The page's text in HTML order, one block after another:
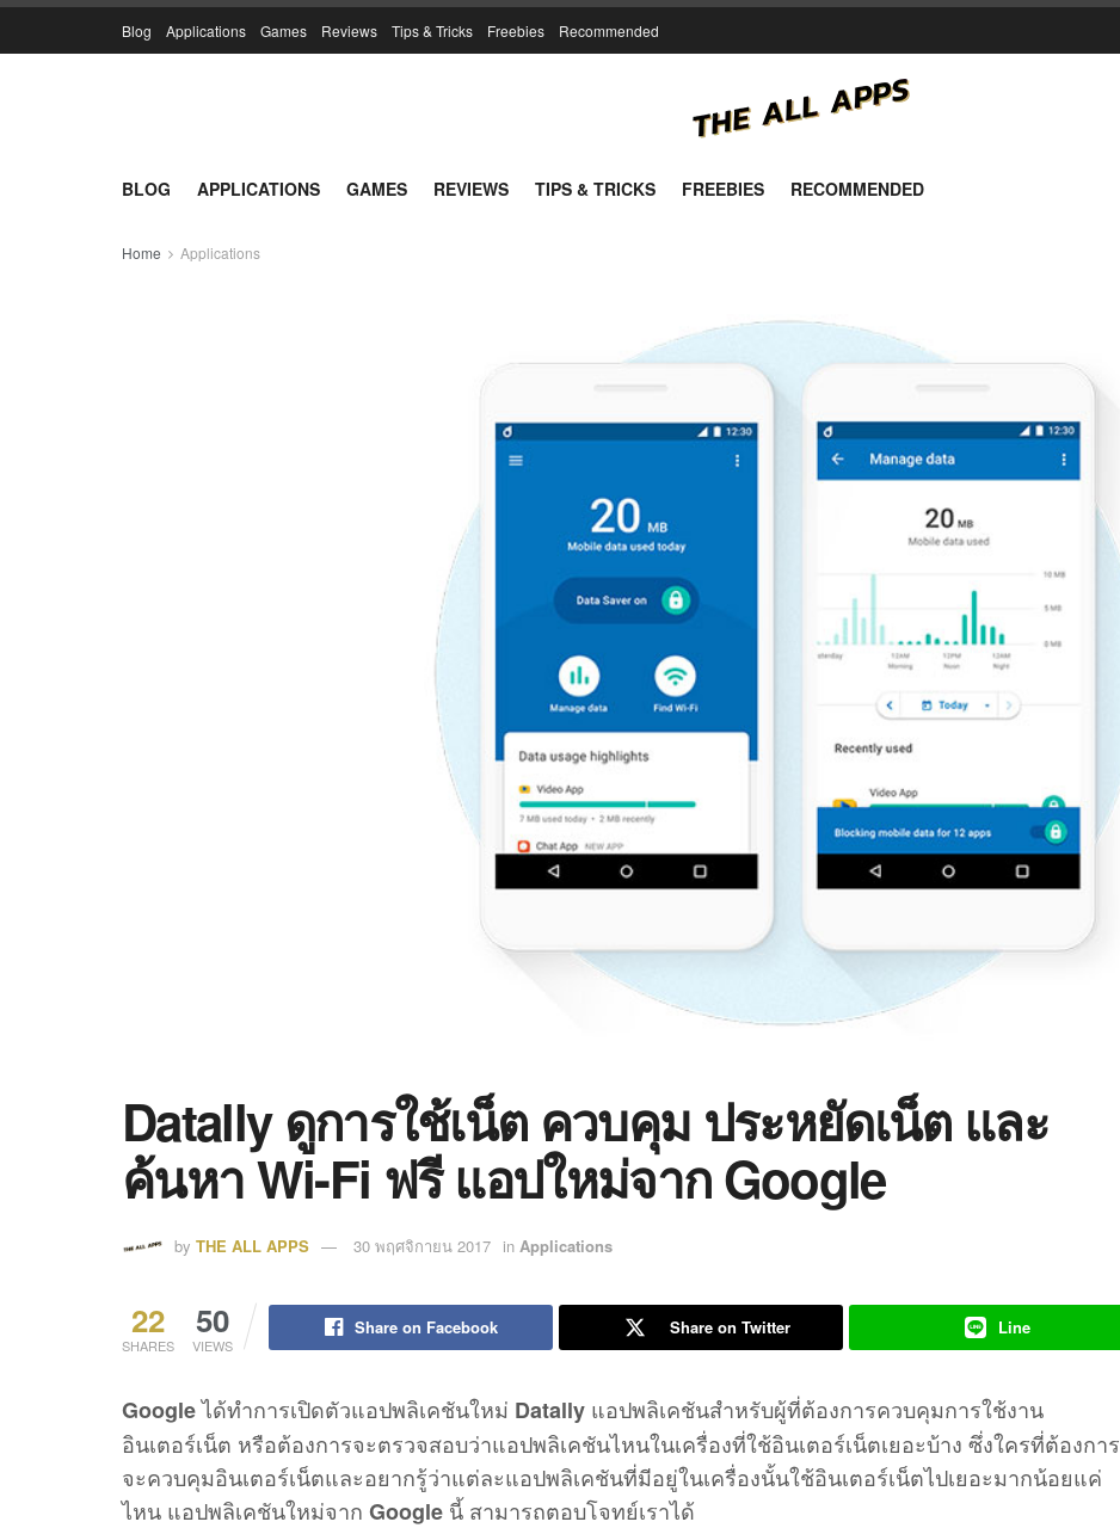
Blog Applications Games Reviews Tips & Tricks Freebies Recommended
BLOG APPLICATIONS GAMES REVIEWS TIPS & TRICKS FREEBIES RECOMMENDED
Home Applications
Datally ดูการใช้เน็ต ควบคุม ประหยัดเน็ต และ
ค้นหา Wi-Fi ฟรี แอปใหม่จาก Google
by THE ALL APPS 30 พฤศจิกายน 2017 in Applications
22
SHARES
50
VIEWS
Share on Facebook Share on Twitter Line
Googleได้ทำการเปิดตัวแอปพลิเคชันใหม่ Datally แอปพลิเคชันสำหรับผู้ที่ต้องการควบคุมการใช้งาน
อินเตอร์เน็ต หรือต้องการจะตรวจสอบว่าแอปพลิเคชันไหนในเครื่องที่ใช้อินเตอร์เน็ตเยอะบ้าง ซึ่งใครที่ต้องการ
จะควบคุมอินเตอร์เน็ตและอยากรู้ว่าแต่ละแอปพลิเคชันที่มีอยู่ในเครื่องนั้นใช้อินเตอร์เน็ตไปเยอะมากน้อยแค่
ไหน แอปพลิเคชันใหม่จาก Google นี้ สามารถตอบโจทย์เราได้